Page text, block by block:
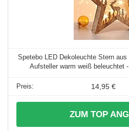
Spetebo LED Dekoleuchte Stern
Aufsteller warm weiß beleuchtet
14,95 €
ZUM TOP